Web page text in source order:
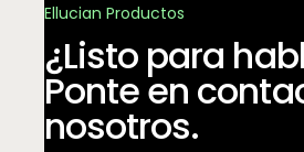
Ellucian Productos
¿Listo para
Ponte en
nosotros.